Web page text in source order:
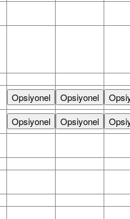
Opsiyonel Opsiyonel
Opsiyonel Opsiyonel